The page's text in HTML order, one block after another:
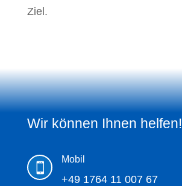
Ziel.
Wir können Ihnen helfen!

Mobil
+49 1764 11 007 67